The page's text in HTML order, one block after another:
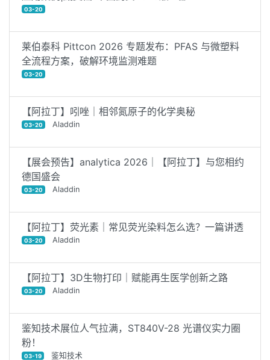
03-20
莱伯泰科 Pittcon 2026 专题发布：PFAS 与微塑料
全流程方案，破解环境监测难题
03-20
【阿拉丁】吲唑｜相邻氮原子的化学奥秘
03-20 Aladdin
【展会预告】analytica 2026｜【阿拉丁】与您相约
德国盛会
03-20 Aladdin
【阿拉丁】荧光素｜常见荧光染料怎么选？一篇讲透
03-20 Aladdin
【阿拉丁】3D生物打印｜赋能再生医学创新之路
03-20 Aladdin
鉴知技术展位人气拉满，ST840V-28 光谱仪实力圈
粉！
03-19 鉴知技术